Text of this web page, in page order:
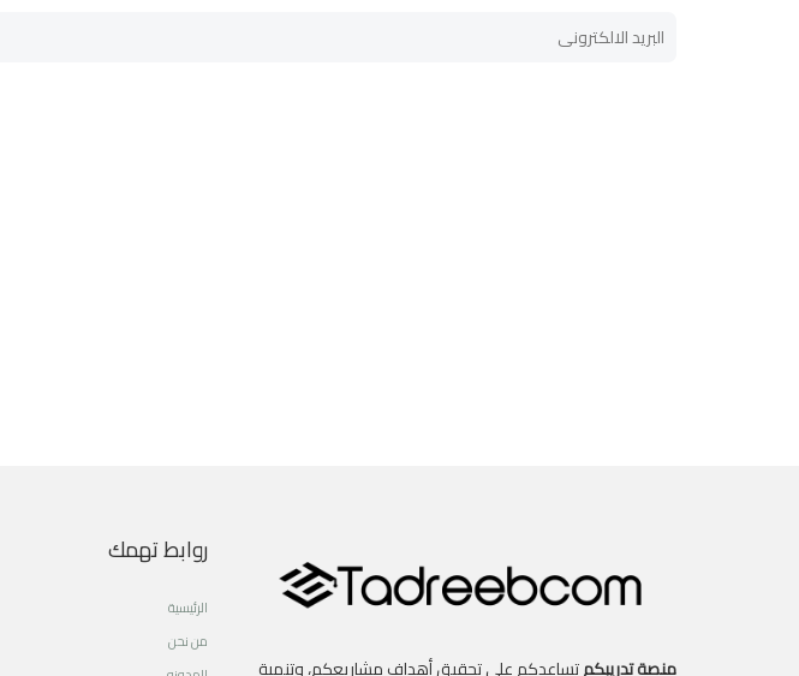
منصة تدريبكمتساعدكم على تحقيق أهداف مشاريعكم، وتنمية
روابط تهمك
الرئيسية
من نحن